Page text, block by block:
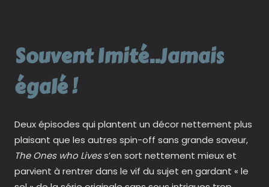
Souvent Imité..Jamais
égalé !
Deux épisodes qui plantent un décor nettement plus
plaisant que les autres spin-off sans grande saveur,
The Ones who Livess’en sort nettement mieux et
parvient à rentrer dans le vif du sujet en gardant « le